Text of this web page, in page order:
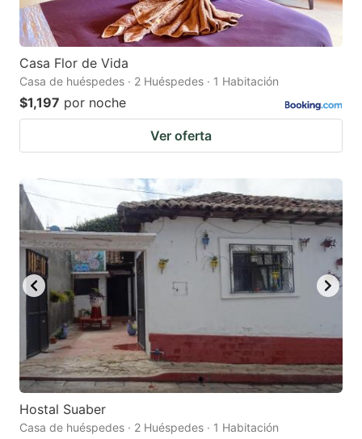
Casa Flor de Vida
Casa de huéspedes · 2 Huéspedes · 1 Habitación
$1,197 por noche
Ver oferta
Hostal Suaber
Casa de huéspedes · 2 Huéspedes · 1 Habitación